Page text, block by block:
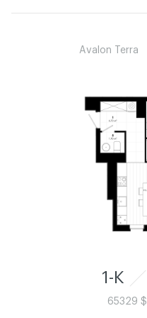
Avalon Terra
1-К
65329 $